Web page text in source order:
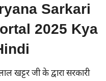
Sarkari
2025 Kya
खट्टर जी के द्वारा सरकारी